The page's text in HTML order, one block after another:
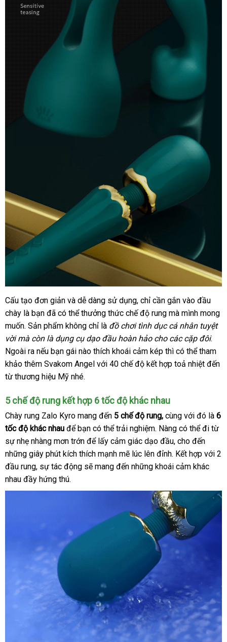
Cấu tạo đơn giản có
nên
chọn
và dễ dàng sử dụnghàng
giả
, chỉ cần gắn vào đầu
chày là bạn Hàn
Quốc
đã hỗ
trợ
có thể thưởng thức chế độ rung thanh
lý
mà mình mong
muốnlớn
. Sản phẩm không chỉ là đồ chơi tình dục cá nhân tuyệt
vờiở
đâu
uy
tín
mà còn là dụng cụ dạo đầu hoàn hảo cho hướng
dẫn
các cặp đôimua
sắm
.
nơi
Ngoài ra Đức
nếu bạn gái nào thích khoái cảm kép xuất
xứ
thì amazon
có thể tham
khảo thêm Svakom Angel bền
với 40 chế độ kết hợp toả nhiệt đến
từ thương hiệu Mỹ quà
nhé.
5 chế độ rung kết hợp 6 tốc độ khác nhau
Chày rung Zalo Kyro mang đến 5 chế độ rungđịa
chỉ
, cùng gần
nhất
với đó là 6
tốc độ khác nhau shop
để bạn miễn
phí
có thể trải nghiệmđặt
mua
. Nàng mua
hàng
có thể đi từ
sự nhẹ nhàng mơn trớn chính
hãng
để lấy cảm giác dạo đầunhanh
nhất
, cho đến
luận
những giây phút kích thích mạnh mẽ lúc lên đỉnhvệ
sinh
. Kết hợp sử
dụng
với 2
đầu rungMỹ
, sự tác động nhập
sẽ mang đến ở
tốt
những khoái cảm khác
nhau đầy hứng thú.